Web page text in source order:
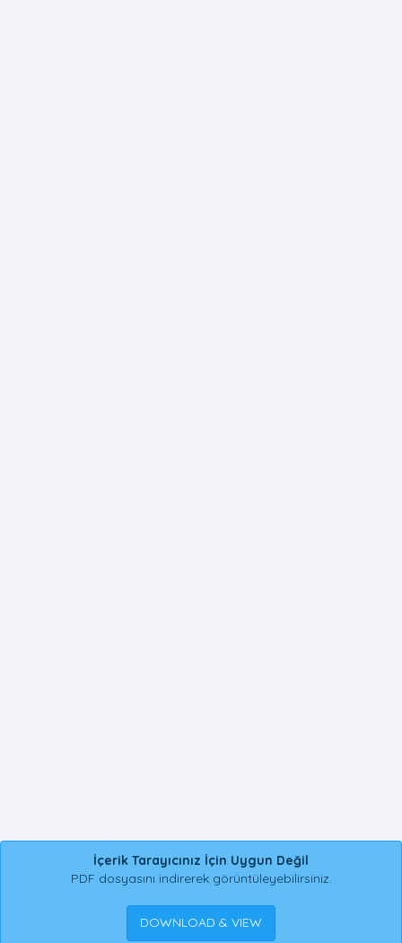
İçerik Tarayıcınız İçin Uygun Değil
PDF dosyasını indirerek görüntüleyebilirsiniz.
DOWNLOAD & VIEW